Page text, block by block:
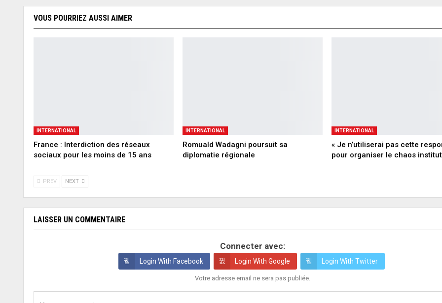
VOUS POURRIEZ AUSSI AIMER
INTERNATIONAL
France : Interdiction des réseaux
sociaux pour les moins de 15 ans
INTERNATIONAL
Romuald Wadagni poursuit sa
diplomatie régionale
INTERNATIONAL
« Je n’utiliserai pas cette
pour organiser le chaos
PREV NEXT
LAISSER UN COMMENTAIRE
Connecter avec:
Login With Facebook Login With Google Login With Twitter
Votre adresse email ne sera pas publiée.